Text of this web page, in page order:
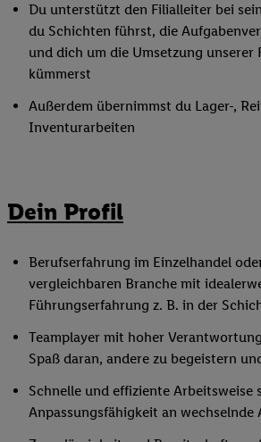
Du unterstützt den Filialleiter bei
du Schichten führst, die
und dich um die Umsetzung unserer
kümmerst
Außerdem übernimmst du Lager-,
Inventurarbeiten
Dein Profil
Berufserfahrung im Einzelhandel
vergleichbaren Branche mit
Führungserfahrung z. B. in der
Teamplayer mit hoher
Spaß daran, andere zu begeistern
Schnelle und effiziente Arbeitsweise
Anpassungsfähigkeit an wechselnde